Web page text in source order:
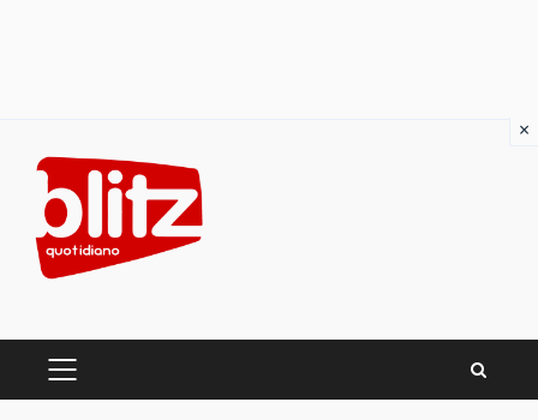
content
PRIMARY
×